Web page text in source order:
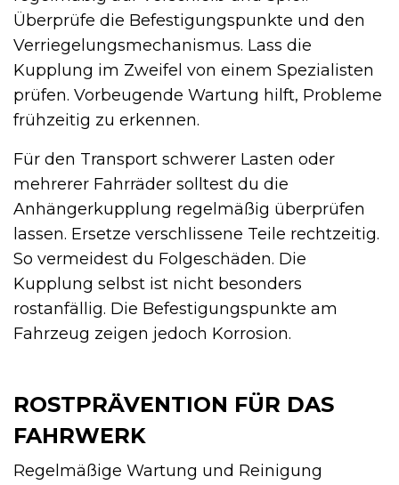
Überprüfe die Befestigungspunkte und den
Verriegelungsmechanismus. Lass die
Kupplung im Zweifel von einem Spezialisten
prüfen. Vorbeugende Wartung hilft, Probleme
frühzeitig zu erkennen.
Für den Transport schwerer Lasten oder
mehrerer Fahrräder solltest du die
Anhängerkupplung regelmäßig überprüfen
lassen. Ersetze verschlissene Teile rechtzeitig.
So vermeidest du Folgeschäden. Die
Kupplung selbst ist nicht besonders
rostanfällig. Die Befestigungspunkte am
Fahrzeug zeigen jedoch Korrosion.
ROSTPRÄVENTION FÜR DAS
FAHRWERK
Regelmäßige Wartung und Reinigung